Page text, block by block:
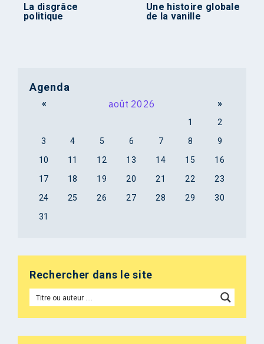
La disgrâce
politique
Une histoire globale
de la vanille
Agenda
« août 2026 »
1
2
3
4 5 6 7 8
9
10
11 12 13 14 15
16
17
18 19 20 21 22
23
24
25 26 27 28 29
30
31
Rechercher dans le site